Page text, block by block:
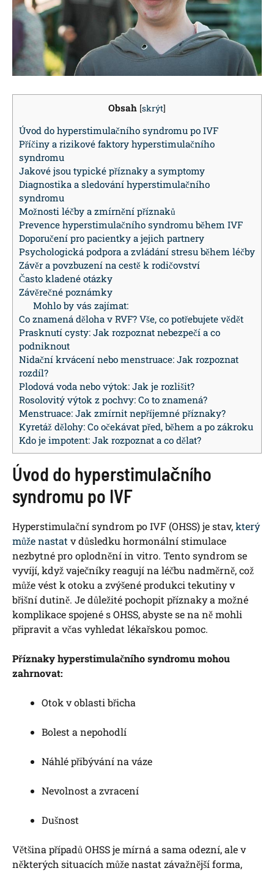
Obsah [skrýt]
Úvod do hyperstimulačního syndromu po IVF
Příčiny a rizikové faktory hyperstimulačního
syndromu
Jakové jsou typické příznaky a symptomy
Diagnostika a sledování hyperstimulačního
syndromu
Možnosti léčby a zmírnění příznaků
Prevence hyperstimulačního syndromu během IVF
Doporučení pro pacientky a jejich partnery
Psychologická podpora a zvládání stresu během léčby
Závěr a povzbuzení na cestě k rodičovství
Často kladené otázky
Závěrečné poznámky
Mohlo by vás zajímat:
Co znamená děloha v RVF? Vše, co potřebujete vědět
Prasknutí cysty: Jak rozpoznat nebezpečí a co
podniknout
Nidační krvácení nebo menstruace: Jak rozpoznat
rozdíl?
Plodová voda nebo výtok: Jak je rozlišit?
Rosolovitý výtok z pochvy: Co to znamená?
Menstruace: Jak zmírnit nepříjemné příznaky?
Kyretáž dělohy: Co očekávat před, během a po zákroku
Kdo je impotent: Jak rozpoznat a co dělat?
Úvod do hyperstimulačního
syndromu po IVF
Hyperstimulační syndrom po IVF (OHSS) je stav,který
může nastat v důsledku hormonální stimulace
nezbytné pro oplodnění in vitro. Tento syndrom se
vyvíjí, když vaječníky reagují na léčbu nadměrně, což
může vést k otoku a zvýšené produkci tekutiny v
břišní dutině. Je důležité pochopit příznaky a možné
komplikace spojené s OHSS, abyste se na ně mohli
připravit a včas vyhledat lékařskou pomoc.
Příznaky hyperstimulačního syndromu mohou
zahrnovat:
Otok v oblasti břicha
Bolest a nepohodlí
Náhlé přibývání na váze
Nevolnost a zvracení
Dušnost
Většina případů OHSS je mírná a sama odezní, ale v
některých situacích může nastat závažnější forma,